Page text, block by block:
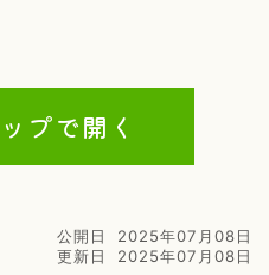
プで開く
公開日
2025年07月08日
更新日
2025年07月08日